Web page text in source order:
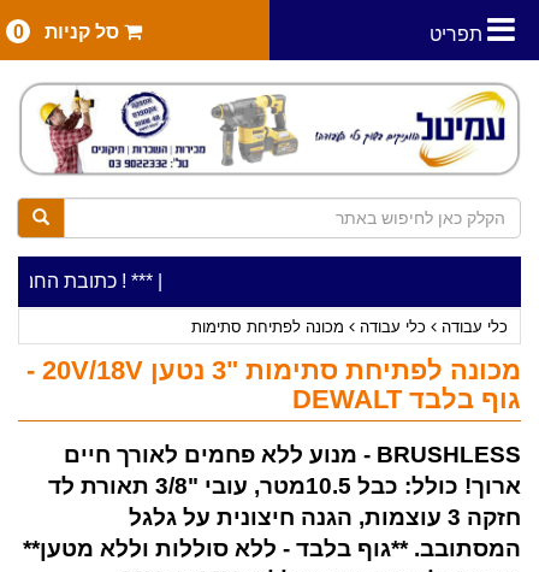
תפריט סל קניות 0
***כתובת החנות: רח' המלאכה 2, ביתן 8 ***כלי עבודה להשכרה בתעריף יומי משתלם ! ***
כלי עבודה כלי עבודה מכונה לפתיחת סתימות
מכונה לפתיחת סתימות "3 נטען 20V/18V -
גוף בלבד DEWALT
BRUSHLESS - מנוע ללא פחמים לאורך חיים
ארוך! כולל: כבל 10.5מטר, עובי "3/8 תאורת לד
חזקה 3 עוצמות, הגנה חיצונית על גלגל
המסתובב. **גוף בלבד - ללא סוללות וללא מטען**